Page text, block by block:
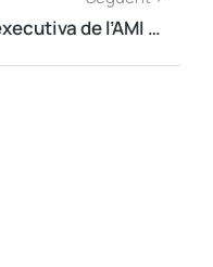
L’executiva de l’AMI s’ha reunit avui a Girona